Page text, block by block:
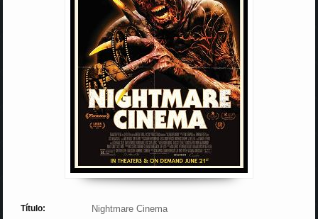
Título: Nightmare Cinema